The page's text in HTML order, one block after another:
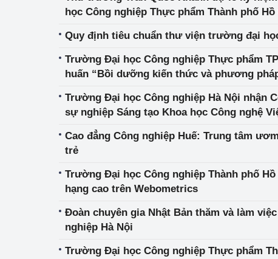
học Công nghiệp Thực phẩm Thành phố
Quy định tiêu chuẩn thư viện trường đại
Trường Đại học Công nghiệp Thực phẩm TP HCM tổ
huấn “Bồi dưỡng kiến thức và phương
Trường Đại học Công nghiệp Hà Nội nhận
sự nghiệp Sáng tạo Khoa học Công nghệ
Cao đẳng Công nghiệp Huế: Trung tâm
trẻ
Trường Đại học Công nghiệp Thành phố
hạng cao trên Webometrics
Đoàn chuyên gia Nhật Bản thăm và làm
nghiệp Hà Nội
Trường Đại học Công nghiệp Thực phẩm